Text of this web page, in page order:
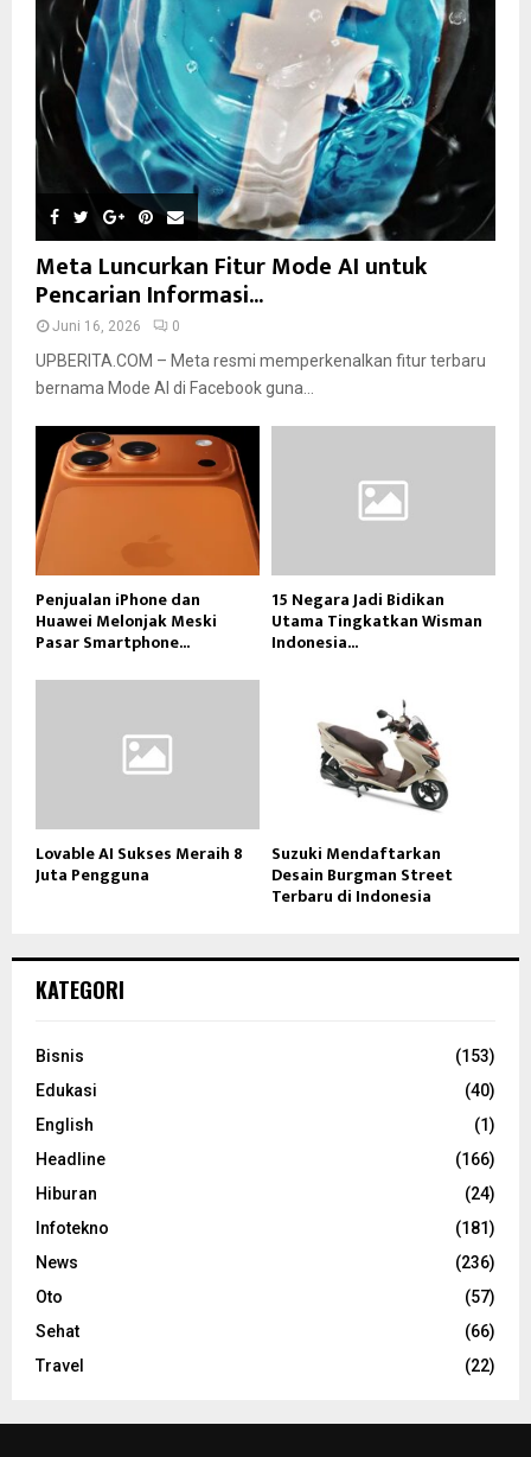
Meta Luncurkan Fitur Mode AI untuk
Pencarian Informasi...
Juni 16, 2026 0
UPBERITA.COM – Meta resmi memperkenalkan fitur terbaru
bernama Mode AI di Facebook guna...
Penjualan iPhone dan
Huawei Melonjak Meski
Pasar Smartphone...
15 Negara Jadi Bidikan
Utama Tingkatkan Wisman
Indonesia...
Lovable AI Sukses Meraih 8
Juta Pengguna
Suzuki Mendaftarkan
Desain Burgman Street
Terbaru di Indonesia
KATEGORI
Bisnis
(153)
Edukasi
(40)
English
(1)
Headline
(166)
Hiburan
(24)
Infotekno
(181)
News
(236)
Oto
(57)
Sehat
(66)
Travel
(22)